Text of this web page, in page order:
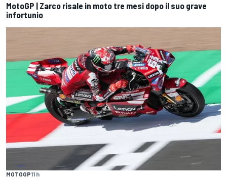
MotoGP | Zarco risale in moto tre mesi dopo il suo grave
infortunio
MOTOGP11 h